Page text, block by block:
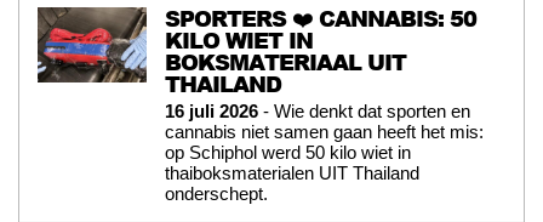
SPORTERS ❤️ CANNABIS: 50
KILO WIET IN
BOKSMATERIAAL UIT
THAILAND
16 juli 2026 - Wie denkt dat sporten en
cannabis niet samen gaan heeft het mis:
op Schiphol werd 50 kilo wiet in
thaiboksmaterialen UIT Thailand
onderschept.